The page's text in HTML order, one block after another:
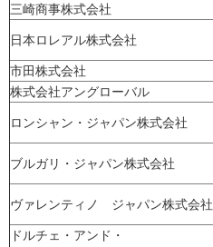
三崎商事株式会社
日本ロレアル株式会社
市田株式会社
株式会社アングローバル
ロンシャン・ジャパン株式会社
ブルガリ・ジャパン株式会社
ヴァレンティノ ジャパン株式会社
ドルチェ・アンド・